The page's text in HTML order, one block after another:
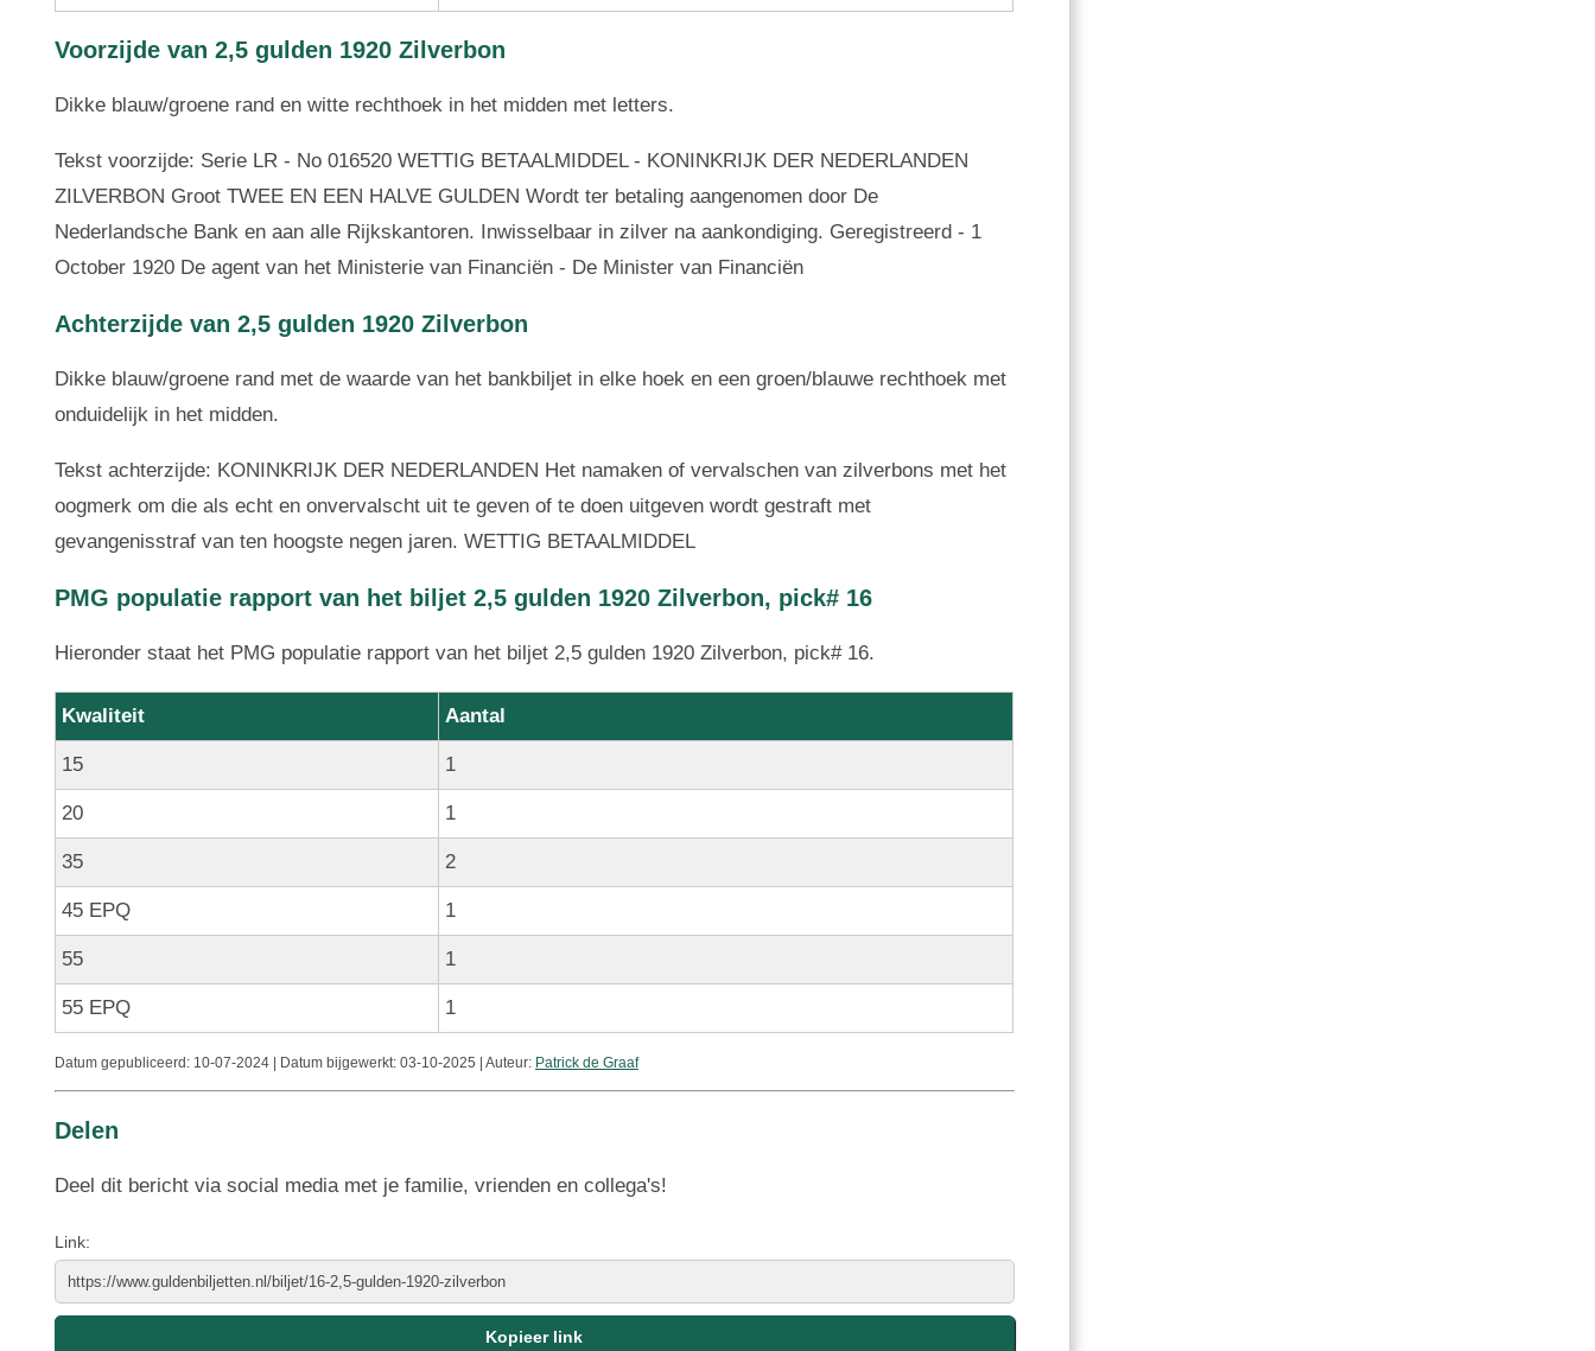
Voorzijde van 2,5 gulden 1920 Zilverbon
Dikke blauw/groene rand en witte rechthoek in het midden met letters.
Tekst voorzijde: Serie LR - No 016520 WETTIG BETAALMIDDEL - KONINKRIJK DER NEDERLANDEN
ZILVERBON Groot TWEE EN EEN HALVE GULDEN Wordt ter betaling aangenomen door De
Nederlandsche Bank en aan alle Rijkskantoren. Inwisselbaar in zilver na aankondiging. Geregistreerd - 1
October 1920 De agent van het Ministerie van Financiën - De Minister van Financiën
Achterzijde van 2,5 gulden 1920 Zilverbon
Dikke blauw/groene rand met de waarde van het bankbiljet in elke hoek en een groen/blauwe rechthoek met
onduidelijk in het midden.
Tekst achterzijde: KONINKRIJK DER NEDERLANDEN Het namaken of vervalschen van zilverbons met het
oogmerk om die als echt en onvervalscht uit te geven of te doen uitgeven wordt gestraft met
gevangenisstraf van ten hoogste negen jaren. WETTIG BETAALMIDDEL
PMG populatie rapport van het biljet 2,5 gulden 1920 Zilverbon, pick# 16
Hieronder staat het PMG populatie rapport van het biljet 2,5 gulden 1920 Zilverbon, pick# 16.
Kwaliteit Aantal
15 1
20 1
35 2
45 EPQ 1
55 1
55 EPQ 1
Datum gepubliceerd: 10-07-2024 | Datum bijgewerkt:03-10-2025 | Auteur: Patrick de Graaf
Delen
Deel dit bericht via social media met je familie, vrienden en collega's!
Link: